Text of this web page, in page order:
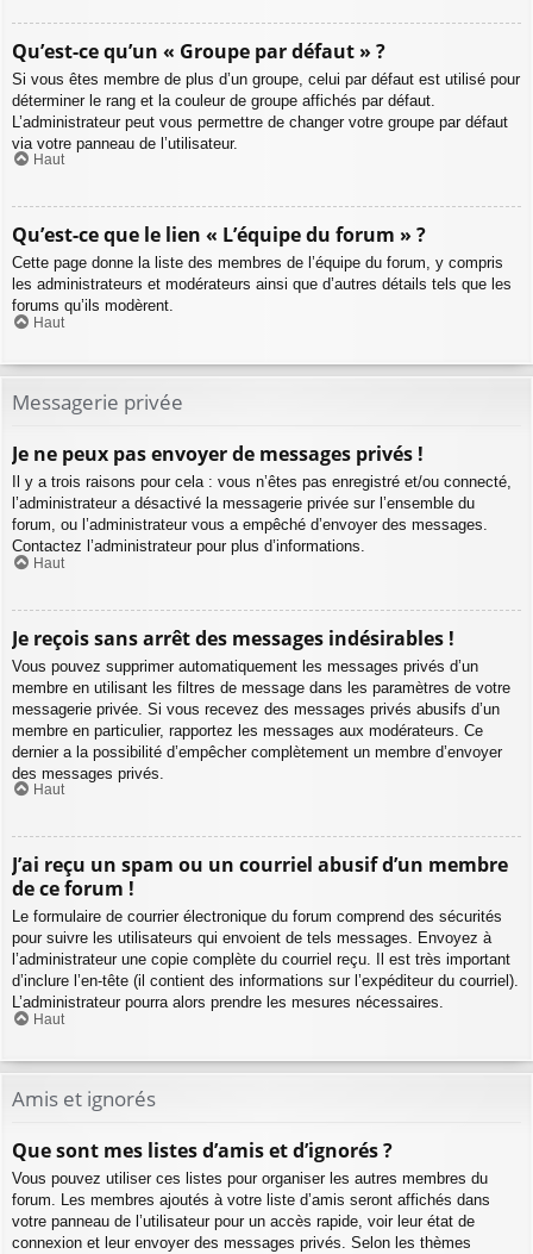
Qu’est-ce qu’un « Groupe par défaut » ?
Si vous êtes membre de plus d’un groupe, celui par défaut est utilisé pour
déterminer le rang et la couleur de groupe affichés par défaut.
L’administrateur peut vous permettre de changer votre groupe par défaut
via votre panneau de l’utilisateur.
Haut
Qu’est-ce que le lien « L’équipe du forum » ?
Cette page donne la liste des membres de l’équipe du forum, y compris
les administrateurs et modérateurs ainsi que d’autres détails tels que les
forums qu’ils modèrent.
Haut
Messagerie privée
Je ne peux pas envoyer de messages privés !
Il y a trois raisons pour cela : vous n’êtes pas enregistré et/ou connecté,
l’administrateur a désactivé la messagerie privée sur l’ensemble du
forum, ou l’administrateur vous a empêché d’envoyer des messages.
Contactez l’administrateur pour plus d’informations.
Haut
Je reçois sans arrêt des messages indésirables !
Vous pouvez supprimer automatiquement les messages privés d’un
membre en utilisant les filtres de message dans les paramètres de votre
messagerie privée. Si vous recevez des messages privés abusifs d’un
membre en particulier, rapportez les messages aux modérateurs. Ce
dernier a la possibilité d’empêcher complètement un membre d’envoyer
des messages privés.
Haut
J’ai reçu un spam ou un courriel abusif d’un membre
de ce forum !
Le formulaire de courrier électronique du forum comprend des sécurités
pour suivre les utilisateurs qui envoient de tels messages. Envoyez à
l’administrateur une copie complète du courriel reçu. Il est très important
d’inclure l’en-tête (il contient des informations sur l’expéditeur du courriel).
L’administrateur pourra alors prendre les mesures nécessaires.
Haut
Amis et ignorés
Que sont mes listes d’amis et d’ignorés ?
Vous pouvez utiliser ces listes pour organiser les autres membres du
forum. Les membres ajoutés à votre liste d’amis seront affichés dans
votre panneau de l’utilisateur pour un accès rapide, voir leur état de
connexion et leur envoyer des messages privés. Selon les thèmes